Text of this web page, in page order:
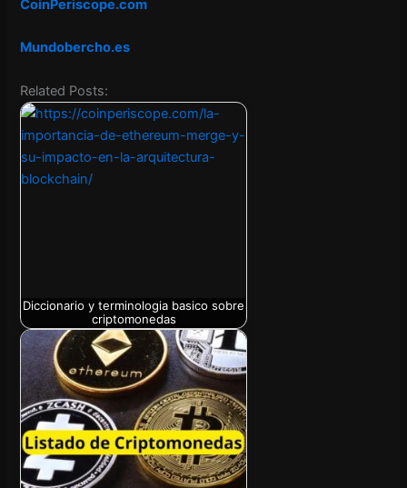
CoinPeriscope.com
Mundobercho.es
Related Posts:
Diccionario y terminologia basico sobre
criptomonedas